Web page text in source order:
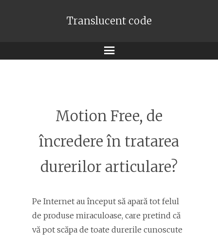
Translucent code
Meniu
Motion Free, de
încredere în tratarea
durerilor articulare?
Pe Internet au început să apară tot felul
de produse miraculoase, care pretind că
vă pot scăpa de toate durerile cunoscute